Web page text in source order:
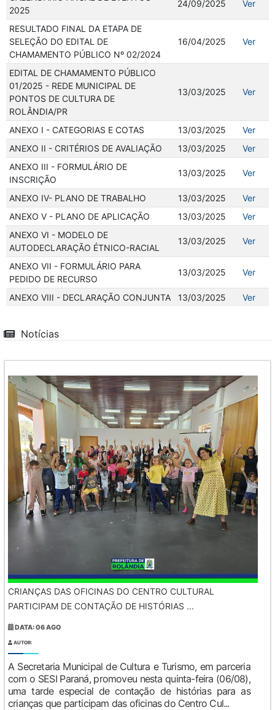
2025
24/09/2025 Ver
RESULTADO FINAL DA ETAPA DE
SELEÇÃO DO EDITAL DE
CHAMAMENTO PÚBLICO Nº 02/2024
16/04/2025 Ver
EDITAL DE CHAMAMENTO PÚBLICO
01/2025 - REDE MUNICIPAL DE
PONTOS DE CULTURA DE
ROLÂNDIA/PR
13/03/2025 Ver
ANEXO I - CATEGORIAS E COTAS 13/03/2025
Ver
ANEXO II - CRITÉRIOS DE AVALIAÇÃO
13/03/2025
Ver
ANEXO III - FORMULÁRIO DE
INSCRIÇÃO
13/03/2025 Ver
ANEXO IV- PLANO DE TRABALHO 13/03/2025
Ver
ANEXO V - PLANO DE APLICAÇÃO
13/03/2025
Ver
ANEXO VI - MODELO DE
AUTODECLARAÇÃO ÉTNICO-RACIAL
13/03/2025 Ver
ANEXO VII - FORMULÁRIO PARA
PEDIDO DE RECURSO
13/03/2025 Ver
ANEXO VIII - DECLARAÇÃO CONJUNTA 13/03/2025 Ver
Notícias
CRIANÇAS DAS OFICINAS DO CENTRO CULTURAL
PARTICIPAM DE CONTAÇÃO DE HISTÓRIAS ...
DATA: 06 AGO
AUTOR:
A Secretaria Municipal de Cultura e Turismo, em parceria
com o SESI Paraná, promoveu nesta quinta-feira (06/08),
uma tarde especial de contação de histórias para as
crianças que participam das oficinas do Centro Cul...